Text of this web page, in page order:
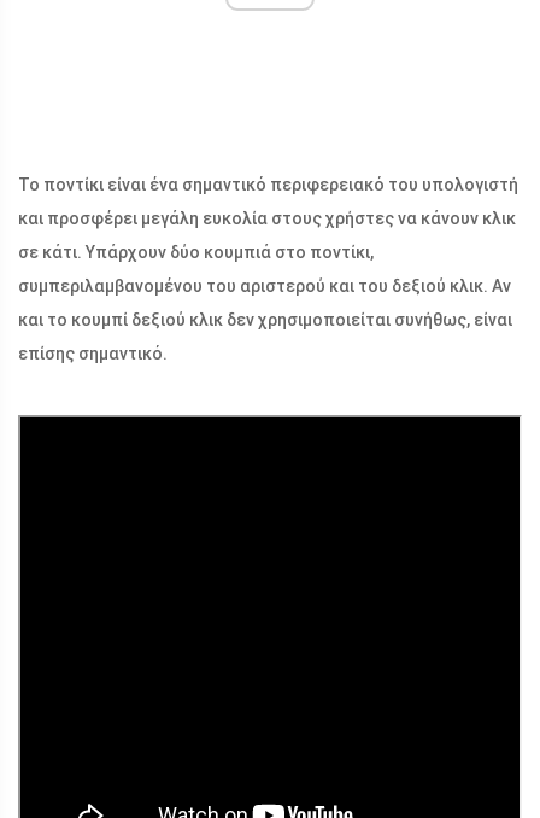
Το ποντίκι είναι ένα σημαντικό περιφερειακό του υπολογιστή
και προσφέρει μεγάλη ευκολία στους χρήστες να κάνουν κλικ
σε κάτι. Υπάρχουν δύο κουμπιά στο ποντίκι,
συμπεριλαμβανομένου του αριστερού και του δεξιού κλικ. Αν
και το κουμπί δεξιού κλικ δεν χρησιμοποιείται συνήθως, είναι
επίσης σημαντικό.